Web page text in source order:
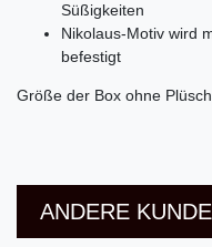
Süßigkeiten
Nikolaus-Motiv wird
befestigt
Größe der Box ohne
ANDERE